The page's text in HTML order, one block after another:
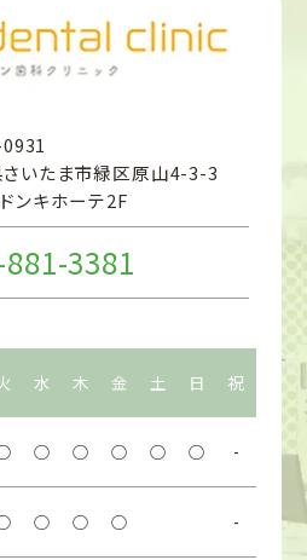
いたま市緑区原山4-3-3
ンキホーテ2F
3381
水 木 金 土 日 祝
○ ○ ○ ○ ○ -
○ ○ ○ -